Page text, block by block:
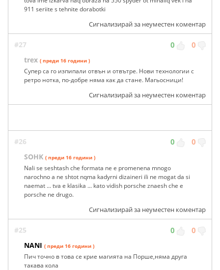
911 seriite s tehnite dorabotki
Сигнализирай за неуместен коментар
#27 0 0
trex ( преди 16 години )
Супер са го изпипали отвън и отвътре. Нови технологии с
ретро нотка, по-добре няма как да стане. Магьосници!
Сигнализирай за неуместен коментар
#26 0 0
SOHK ( преди 16 години )
Nali se seshtash che formata ne e promenena mnogo
narochno a ne shtot nqma kadyrni dizaineri ili ne mogat da si
naemat ... tva e klasika ... kato vidish porsche znaesh che e
porsche ne drugo.
Сигнализирай за неуместен коментар
#25 0 0
NANI ( преди 16 години )
Пич точно в това се крие магията на Порше,няма друга
такава кола